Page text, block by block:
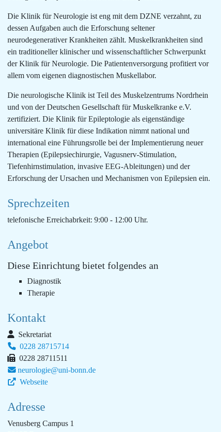
Die Klinik für Neurologie ist eng mit dem DZNE verzahnt, zu
dessen Aufgaben auch die Erforschung seltener
neurodegenerativer Krankheiten zählt. Muskelkrankheiten sind
ein traditioneller klinischer und wissenschaftlicher Schwerpunkt
der Klinik für Neurologie. Die Patientenversorgung profitiert vor
allem vom eigenen diagnostischen Muskellabor.
Die neurologische Klinik ist Teil des Muskelzentrums Nordrhein
und von der Deutschen Gesellschaft für Muskelkranke e.V.
zertifiziert. Die Klinik für Epileptologie als eigenständige
universitäre Klinik für diese Indikation nimmt national und
international eine Führungsrolle bei der Implementierung neuer
Therapien (Epilepsiechirurgie, Vagusnerv-Stimulation,
Tiefenhirnstimulation, invasive EEG-Ableitungen) und der
Erforschung der Ursachen und Mechanismen von Epilepsien ein.
Sprechzeiten
telefonische Erreichabrkeit: 9:00 - 12:00 Uhr.
Angebot
Diese Einrichtung bietet folgendes an
Diagnostik
Therapie
Kontakt
Sekretariat
0228 28715714
0228 28711511
neurologie@uni-bonn.de
Webseite
Adresse
Venusberg Campus 1